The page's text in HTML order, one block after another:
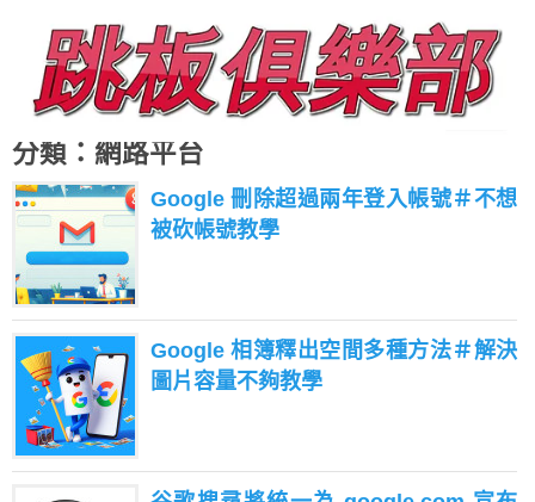
分類：網路平台
Google 刪除超過兩年登入帳號＃不想
被砍帳號教學
Google 相簿釋出空間多種方法＃解決
圖片容量不夠教學